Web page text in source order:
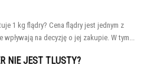
1 kg flądry? Cena flądry jest jednym z
na decyzję o jej zakupie. W tym...
NIE JEST TLUSTY?